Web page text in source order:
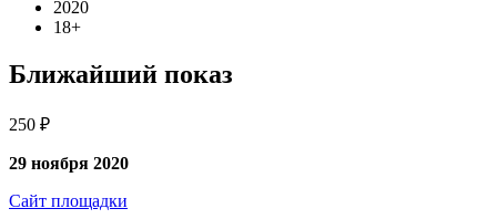
2020
18+
Ближайший показ
250 ₽
29 ноября 2020
Сайт площадки